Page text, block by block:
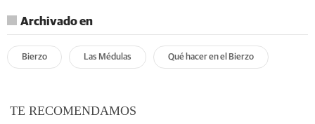
Archivado en
Bierzo Las Médulas Qué hacer en el Bierzo
TE RECOMENDAMOS